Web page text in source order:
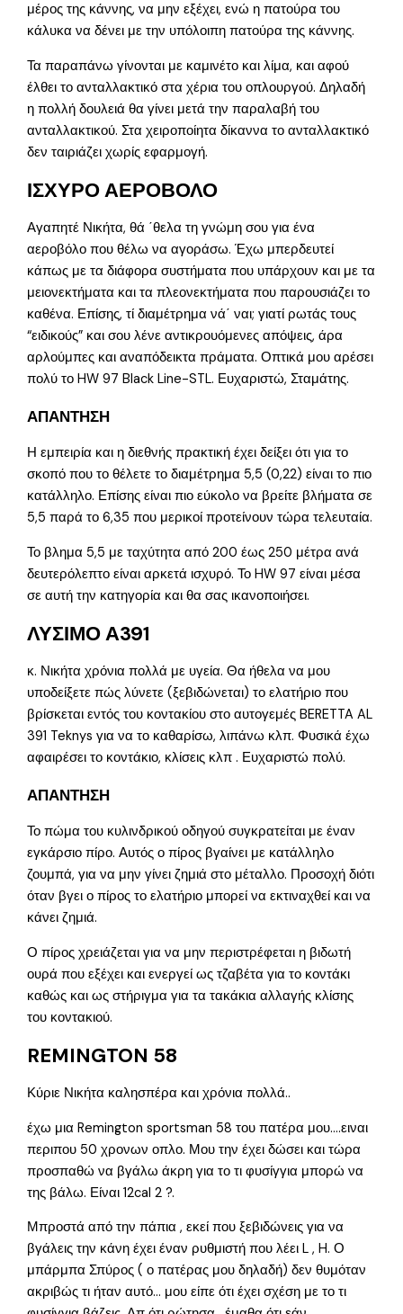
μέρος της κάννης, να μην εξέχει, ενώ η πατούρα του
κάλυκα να δένει με την υπόλοιπη πατούρα της κάννης.
Τα παραπάνω γίνονται με καμινέτο και λίμα, και αφού
έλθει το ανταλλακτικό στα χέρια του οπλουργού. Δηλαδή
η πολλή δουλειά θα γίνει μετά την παραλαβή του
ανταλλακτικού. Στα χειροποίητα δίκαννα το ανταλλακτικό
δεν ταιριάζει χωρίς εφαρμογή.
ΙΣΧΥΡΟ ΑΕΡΟΒΟΛΟ
Αγαπητέ Νικήτα, θά ΄θελα τη γνώμη σου για ένα
αεροβόλο που θέλω να αγοράσω. Έχω μπερδευτεί
κάπως με τα διάφορα συστήματα που υπάρχουν και με τα
μειονεκτήματα και τα πλεονεκτήματα που παρουσιάζει το
καθένα. Επίσης, τί διαμέτρημα νά΄ ναι; γιατί ρωτάς τους
“ειδικούς” και σου λένε αντικρουόμενες απόψεις, άρα
αρλούμπες και αναπόδεικτα πράματα. Οπτικά μου αρέσει
πολύ το HW 97 Black Line-STL. Ευχαριστώ, Σταμάτης.
ΑΠΑΝΤΗΣΗ
Η εμπειρία και η διεθνής πρακτική έχει δείξει ότι για το
σκοπό που το θέλετε το διαμέτρημα 5,5 (0,22) είναι το πιο
κατάλληλο. Επίσης είναι πιο εύκολο να βρείτε βλήματα σε
5,5 παρά το 6,35 που μερικοί προτείνουν τώρα τελευταία.
Το βλημα 5,5 με ταχύτητα από 200 έως 250 μέτρα ανά
δευτερόλεπτο είναι αρκετά ισχυρό. Το HW 97 είναι μέσα
σε αυτή την κατηγορία και θα σας ικανοποιήσει.
ΛΥΣΙΜΟ Α391
κ. Νικήτα χρόνια πολλά με υγεία. Θα ήθελα να μου
υποδείξετε πώς λύνετε (ξεβιδώνεται) το ελατήριο που
βρίσκεται εντός του κοντακίου στο αυτογεμές BERETTA AL
391 Teknys για να το καθαρίσω, λιπάνω κλπ. Φυσικά έχω
αφαιρέσει το κοντάκιο, κλίσεις κλπ . Ευχαριστώ πολύ.
ΑΠΑΝΤΗΣΗ
Το πώμα του κυλινδρικού οδηγού συγκρατείται με έναν
εγκάρσιο πίρο. Αυτός ο πίρος βγαίνει με κατάλληλο
ζουμπά, για να μην γίνει ζημιά στο μέταλλο. Προσοχή διότι
όταν βγει ο πίρος το ελατήριο μπορεί να εκτιναχθεί και να
κάνει ζημιά.
Ο πίρος χρειάζεται για να μην περιστρέφεται η βιδωτή
ουρά που εξέχει και ενεργεί ως τζαβέτα για το κοντάκι
καθώς και ως στήριγμα για τα τακάκια αλλαγής κλίσης
του κοντακιού.
REMINGTON 58
Κύριε Νικήτα καλησπέρα και χρόνια πολλά..
έχω μια Remington sportsman 58 του πατέρα μου….ειναι
περιπου 50 χρονων οπλο. Μου την έχει δώσει και τώρα
προσπαθώ να βγάλω άκρη για το τι φυσίγγια μπορώ να
της βάλω. Είναι 12cal 2 ?.
Μπροστά από την πάπια , εκεί που ξεβιδώνεις για να
βγάλεις την κάνη έχει έναν ρυθμιστή που λέει L , H. Ο
μπάρμπα Σπύρος ( ο πατέρας μου δηλαδή) δεν θυμόταν
ακριβώς τι ήταν αυτό… μου είπε ότι έχει σχέση με το τι